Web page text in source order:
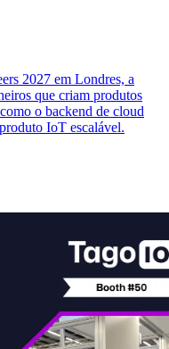
2027 em Londres, a
que criam produtos
o backend de cloud
IoT escalável.